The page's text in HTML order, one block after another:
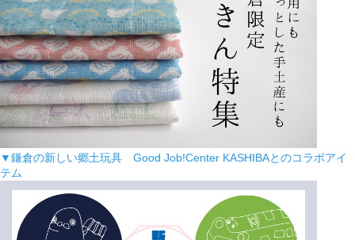
▼鎌倉の新しい郷土玩具 Good Job!Center KASHIBAとのコラボアイ
テム